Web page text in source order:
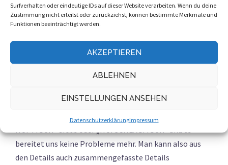
Surfverhalten oder eindeutige IDs auf dieser Website verarbeiten. Wenn du deine
Zustimmung nicht erteilst oder zurückziehst, können bestimmte Merkmale und
Funktionen beeinträchtigt werden.
AKZEPTIEREN
ABLEHNEN
EINSTELLUNGEN ANSEHEN
DatenschutzerklärungImpressum
Einmaleins, das man in der Schule auswendig gelernt hat
oder die 26 Buchstaben des Alphabets. Was ist hierbei
wieder in genau der gleichen Reihenfolge geübt. Vielfach
versucht das Gehirn solche Dinge in Päckchen
„ALCUHRSGHFGFIU“ vor, dann merken wir sie uns nur
sehr schwer. Neu sortiert werden drei Wörter „SCHLAG
bereitet uns keine Probleme mehr. Man kann also aus
den Details auch zusammengefasste Details